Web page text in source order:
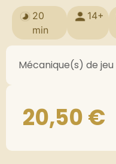
20
min
14+
Mécanique(s) de jeu
20,50€